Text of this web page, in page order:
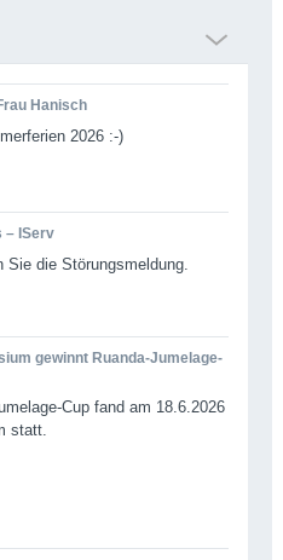
Hanisch
2026 :-)
– IServ
Sie die Störungsmeldung.
gewinnt Ruanda-Jumelage-
Cup fand am 18.6.2026
statt.